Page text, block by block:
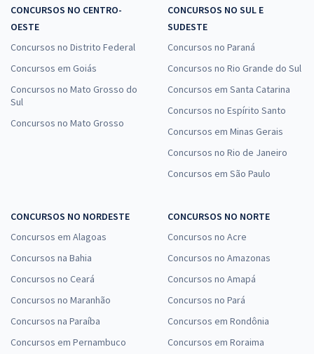
MAIS ADQUIRIDO
Região - Conhecimentos Específicos para o Cargo de
Analista Judiciário - Área Judiciária
R$ 624,72 à vista
R$ 52,06
Região - Conhecimentos Básicos para o Cargo de Analista
Judiciário - Área Judiciária
R$ 624,72 à vista
CONCURSOS NO CENTRO-
OESTE
Concursos no Distrito Federal
Concursos em Goiás
Concursos no Mato Grosso do
Sul
Concursos no Mato Grosso
CONCURSOS NO SUL E
SUDESTE
Concursos no Paraná
Concursos no Rio Grande do Sul
Concursos em Santa Catarina
Concursos no Espírito Santo
Concursos em Minas Gerais
Concursos no Rio de Janeiro
Concursos em São Paulo
CONCURSOS NO NORDESTE
Concursos em Alagoas
Concursos na Bahia
Concursos no Ceará
Concursos no Maranhão
Concursos na Paraíba
Concursos em Pernambuco
CONCURSOS NO NORTE
Concursos no Acre
Concursos no Amazonas
Concursos no Amapá
Concursos no Pará
Concursos em Rondônia
Concursos em Roraima